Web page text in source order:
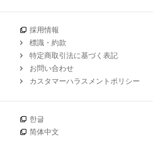
採用情報
標識・約款
特定商取引法に基づく表記
お問い合わせ
カスタマーハラスメントポリシー
한글
简体中文